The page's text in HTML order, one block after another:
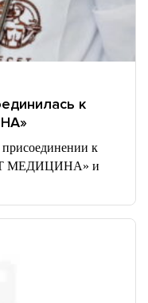
к
к
МЕДИЦИНА» и